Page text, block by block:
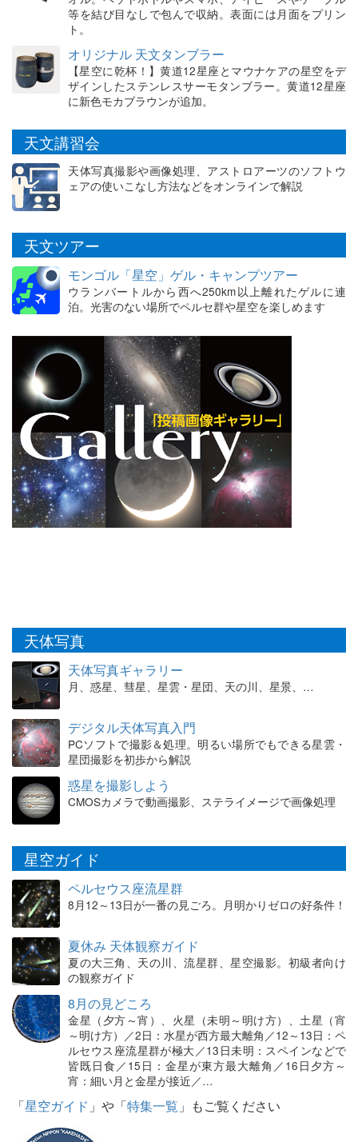
等を結び目なしで包んで収納。表面には月面をプリン
ト。
オリジナル 天文タンブラー
【星空に乾杯！】黄道12星座とマウナケアの星空をデ
ザインしたステンレスサーモタンブラー。黄道12星座
に新色モカブラウンが追加。
天文講習会
天体写真撮影や画像処理、アストロアーツのソフトウ
ェアの使いこなし方法などをオンラインで解説
天文ツアー
モンゴル「星空」ゲル・キャンプツアー
ウランバートルから西へ250km以上離れたゲルに連
泊。光害のない場所でペルセ群や星空を楽しめます
天体写真
天体写真ギャラリー
月、惑星、彗星、星雲・星団、天の川、星景、…
デジタル天体写真入門
PCソフトで撮影＆処理。明るい場所でもできる星雲・
星団撮影を初歩から解説
惑星を撮影しよう
CMOSカメラで動画撮影、ステライメージで画像処理
星空ガイド
ペルセウス座流星群
8月12～13日が一番の見ごろ。月明かりゼロの好条件！
夏休み 天体観察ガイド
夏の大三角、天の川、流星群、星空撮影。初級者向け
の観察ガイド
8月の見どころ
金星（夕方～宵）、火星（未明～明け方）、土星（宵
～明け方）／2日：水星が西方最大離角／12～13日：ペ
ルセウス座流星群が極大／13日未明：スペインなどで
皆既日食／15日：金星が東方最大離角／16日夕方～
宵：細い月と金星が接近／…
「星空ガイド 」や「特集一覧 」もご覧ください